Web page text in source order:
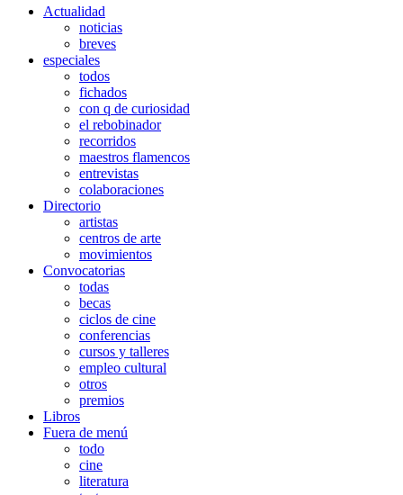
Actualidad
noticias
breves
especiales
todos
fichados
con q de curiosidad
el rebobinador
recorridos
maestros flamencos
entrevistas
colaboraciones
Directorio
artistas
centros de arte
movimientos
Convocatorias
todas
becas
ciclos de cine
conferencias
cursos y talleres
empleo cultural
otros
premios
Libros
Fuera de menú
todo
cine
literatura